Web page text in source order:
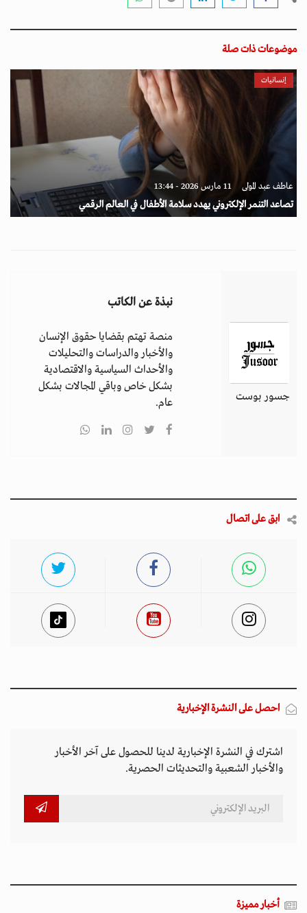
موضوعات ذات صلة
إنسانيات
عاطف عبد المولى 11 مارس 2026 - 13:44
تصاعد التنمر الإلكتروني يهدد سلامة الأطفال في العالم الرقمي
جسور بوست
نبذة عن الكاتب
منصة تهتم بقضايا حقوق الإنسان
والأخبار والدراسات والتحليلات
والأحداث السياسية والاقتصادية
بشكل خاص وباقي المجالات بشكل
عام.
ابق على اتصال
احصل على النشرة الإخبارية
اشترك في النشرة الإخبارية لدينا للحصول على آخر الأخبار
والأخبار الشعبية والتحديثات الحصرية.
أخبار مميزة